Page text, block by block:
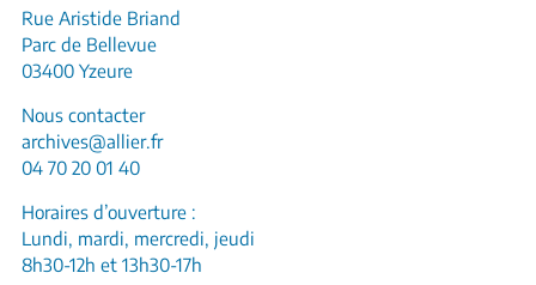
Rue Aristide Briand
Parc de Bellevue
03400 Yzeure
Nous contacter
archives@allier.fr
04 70 20 01 40
Horaires d’ouverture :
Lundi, mardi, mercredi, jeudi
8h30-12h et 13h30-17h